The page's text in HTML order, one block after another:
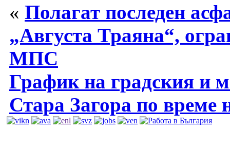
« Полагат последен
„Августа Траяна“,
МПС
График на градския и
Стара Загора по време